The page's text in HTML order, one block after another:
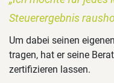
Steuerergebnis
Um dabei seinen
tragen, hat er seine
zertifizieren lassen.